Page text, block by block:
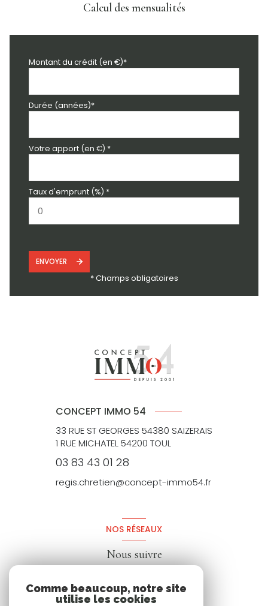
Calcul des mensualités
Montant du crédit (en €)*
Durée (années)*
Votre apport (en €) *
Taux d'emprunt (%) *
ENVOYER
* Champs obligatoires
CONCEPT IMMO 54
33 RUE ST GEORGES 54380 SAIZERAIS
1 RUE MICHATEL 54200 TOUL
03 83 43 01 28
regis.chretien@concept-immo54.fr
NOS RÉSEAUX
Nous suivre
Comme beaucoup, notre site
utilise les cookies